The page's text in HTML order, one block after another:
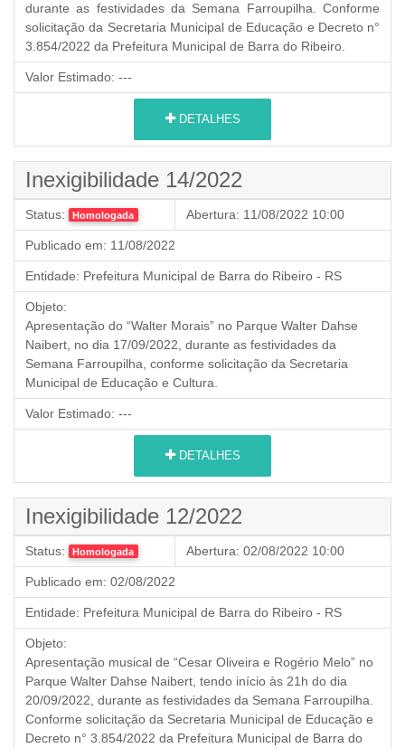
durante as festividades da Semana Farroupilha. Conforme
solicitação da Secretaria Municipal de Educação e Decreto n°
3.854/2022 da Prefeitura Municipal de Barra do Ribeiro.
Valor Estimado: ---
DETALHES
Inexigibilidade 14/2022
Status: Homologada Abertura: 11/08/2022 10:00
Publicado em: 11/08/2022
Entidade: Prefeitura Municipal de Barra do Ribeiro - RS
Objeto:
Apresentação do “Walter Morais” no Parque Walter Dahse
Naibert, no dia 17/09/2022, durante as festividades da
Semana Farroupilha, conforme solicitação da Secretaria
Municipal de Educação e Cultura.
Valor Estimado: ---
DETALHES
Inexigibilidade 12/2022
Status: Homologada Abertura: 02/08/2022 10:00
Publicado em: 02/08/2022
Entidade: Prefeitura Municipal de Barra do Ribeiro - RS
Objeto:
Apresentação musical de “Cesar Oliveira e Rogério Melo” no
Parque Walter Dahse Naibert, tendo início às 21h do dia
20/09/2022, durante as festividades da Semana Farroupilha.
Conforme solicitação da Secretaria Municipal de Educação e
Decreto n° 3.854/2022 da Prefeitura Municipal de Barra do